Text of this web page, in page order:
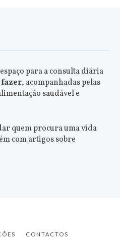
para a consulta diária
fazer, acompanhadas pelas
saudável e
quem procura uma vida
com artigos sobre
CONTACTOS